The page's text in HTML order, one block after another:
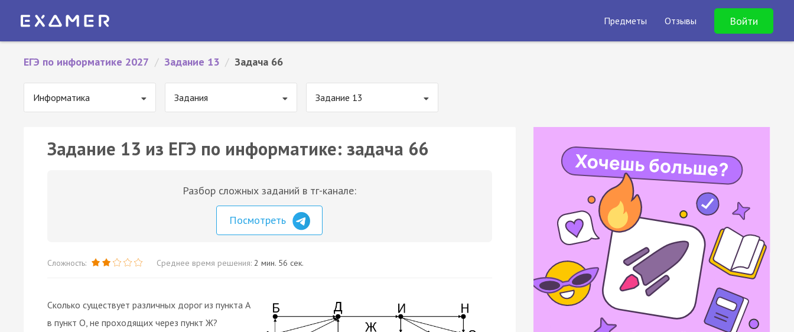
Предметы Отзывы Войти
ЕГЭ по информатике 2027 / Задание 13 / Задача 66
Информатика Задания Задание 13
Задание 13 из ЕГЭ по информатике: задача 66
Разбор сложных заданий в тг-канале:
Посмотреть
Сложность: Среднее время решения: 2 мин. 56 сек.
Сколько существует различных дорог из пункта А
в пункт О, не проходящих через пункт Ж?